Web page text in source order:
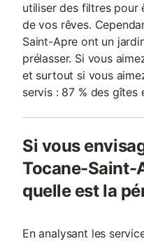
utiliser des filtres pour
de vos rêves.
Saint-Apre ont un
prélasser. Si vous
et surtout si vous
servis : 87 % des gîtes
Si vous
Tocane-Saint-
quelle est la
En analysant les